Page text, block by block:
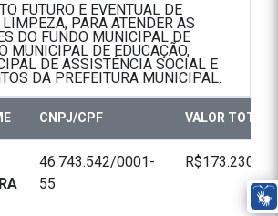
FUTURO E EVENTUAL DE
PARA ATENDER AS
DO FUNDO MUNICIPAL DE
MUNICIPAL DE EDUCAÇÃO,
DE ASSISTÊNCIA SOCIAL E
DA PREFEITURA MUNICIPAL.
CNPJ/CPF VALOR TOTAL
46.743.542/0001-
55
R$173.230,00